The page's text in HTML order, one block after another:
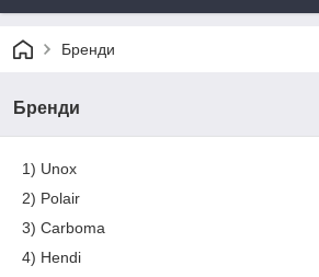
Бренди
Бренди
1) Unox
2) Polair
3) Carboma
4) Hendi